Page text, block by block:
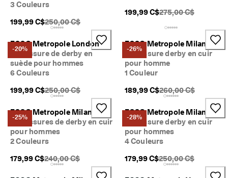
3 Couleurs
199,99 C$PDSF original {{price}}:
250,00 C$
199,99 C$PDSF original
275,00 C$
-20%
ECCO Metropole London
Chaussure de derby en
suède pour hommes
6 Couleurs
199,99 C$PDSF original {{price}}:
250,00 C$
-26%
ECCO Metropole Milan
Chaussure derby en cuir
pour homme
1 Couleur
189,99 C$PDSF original
260,00 C$
-25%
ECCO Metropole Milan
Chaussures de derby en cuir
pour hommes
2 Couleurs
179,99 C$PDSF original {{price}}:
240,00 C$
-28%
ECCO Metropole Milan
Chaussure derby en cuir
pour hommes
4 Couleurs
179,99 C$PDSF original
250,00 C$